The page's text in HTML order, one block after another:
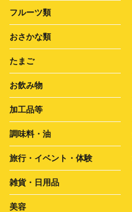
フルーツ類
おさかな類
たまご
お飲み物
加工品等
調味料・油
旅行・イベント・体験
雑貨・日用品
美容